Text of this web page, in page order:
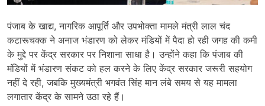
पंजाब के खाद्य, नागरिक आपूर्ति और उपभोक्ता मामले मंत्री लाल चंद
कटारूचक्क ने अनाज भंडारण को लेकर मंडियों में पैदा हो रही जगह की कमी
के मुद्दे पर केंद्र सरकार पर निशाना साधा है। उन्होंने कहा कि पंजाब की
मंडियों में भंडारण संकट को हल करने के लिए केंद्र सरकार जरूरी सहयोग
नहीं दे रही, जबकि मुख्यमंत्री भगवंत सिंह मान लंबे समय से यह मामला
लगातार केंद्र के सामने उठा रहे हैं।